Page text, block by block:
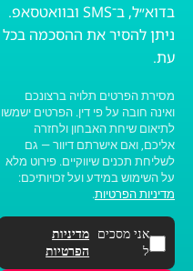
בדוא״ל, ב־SMS ובוואטסאפ.
ניתן להסיר את ההסכמה בכל
עת.
מסירת הפרטים תלויה ברצונכם
ואינה חובה על פי דין. הפרטים ישמשו
לתיאום שיחת האבחון ולחזרה
אליכם, ואם אישרתם דיוור — גם
לשליחת תכנים שיווקיים. פירוט מלא
על השימוש במידע ועל זכויותיכם:
מדיניות הפרטיות.
אני מסכים
ל
מדיניות
הפרטיות